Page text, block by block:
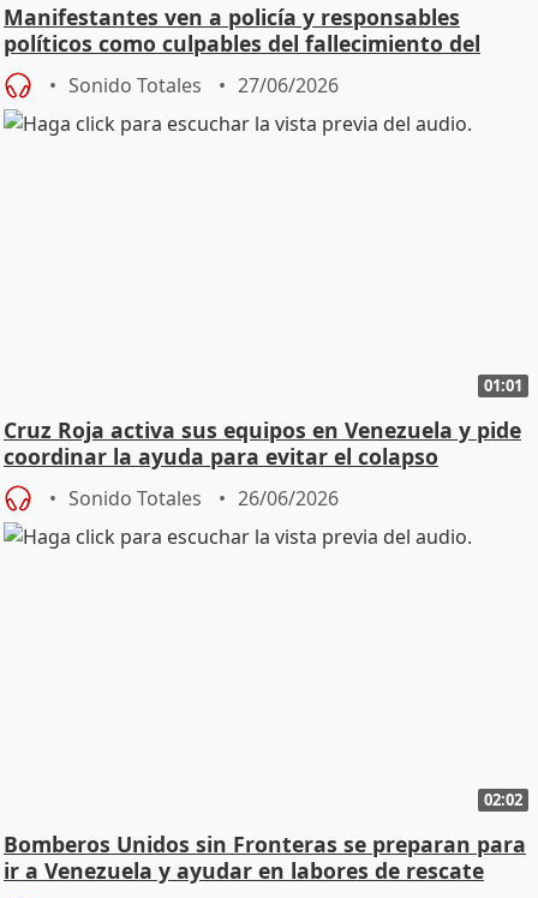
Manifestantes ven a policía y responsables
políticos como culpables del fallecimiento del
joven
Sonido Totales 27/06/2026
01:01
Cruz Roja activa sus equipos en Venezuela y pide
coordinar la ayuda para evitar el colapso
Sonido Totales 26/06/2026
02:02
Bomberos Unidos sin Fronteras se preparan para
ir a Venezuela y ayudar en labores de rescate